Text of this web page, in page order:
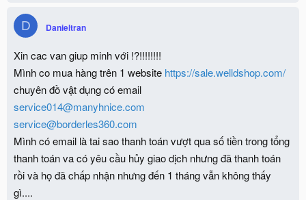
D Danieltran
Xin cac van giup minh với !?!!!!!!!!
Mình co mua hàng trên 1 website https://sale.welldshop.com/
chuyên đồ vật dụng có email
service014@manyhnice.com
service@borderles360.com
Mình có email là tai sao thanh toán vượt qua số tiền trong tổng
thanh toán va có yêu cầu hủy giao dịch nhưng đã thanh toán
rồi và họ đã chấp nhận nhưng đến 1 tháng vẫn không thấy
gì....